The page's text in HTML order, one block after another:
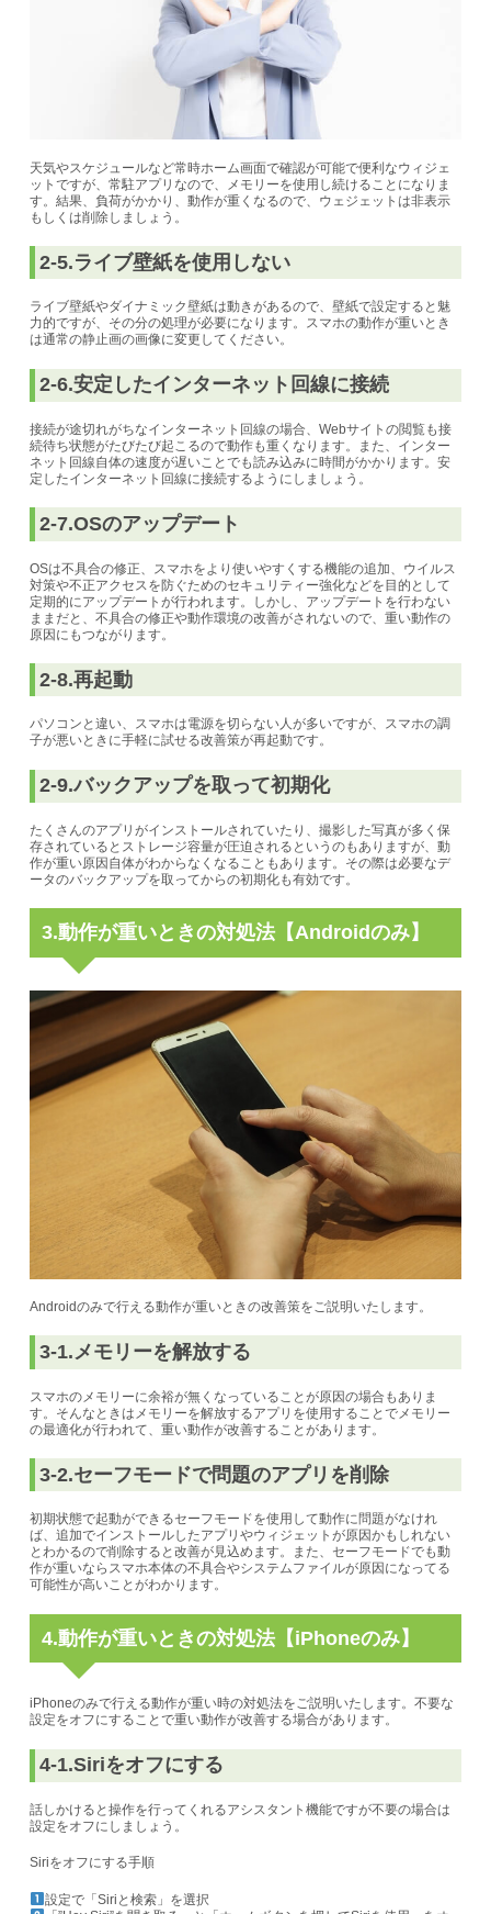
天気やスケジュールなど常時ホーム画面で確認が可能で便利なウィジェ
ットですが、常駐アプリなので、メモリーを使用し続けることになりま
す。結果、負荷がかかり、動作が重くなるので、ウェジェットは非表示
もしくは削除しましょう。
2-5.ライブ壁紙を使用しない
ライブ壁紙やダイナミック壁紙は動きがあるので、壁紙で設定すると魅
力的ですが、その分の処理が必要になります。スマホの動作が重いとき
は通常の静止画の画像に変更してください。
2-6.安定したインターネット回線に接続
接続が途切れがちなインターネット回線の場合、Webサイトの閲覧も接
続待ち状態がたびたび起こるので動作も重くなります。また、インター
ネット回線自体の速度が遅いことでも読み込みに時間がかかります。安
定したインターネット回線に接続するようにしましょう。
2-7.OSのアップデート
OSは不具合の修正、スマホをより使いやすくする機能の追加、ウイルス
対策や不正アクセスを防ぐためのセキュリティー強化などを目的として
定期的にアップデートが行われます。しかし、 アップデートを行わない
ままだと、不具合の修正や動作環境の改善がされないので、重い動作の
原因にもつながります。
2-8.再起動
パソコンと違い、スマホは電源を切らない人が多いですが、スマホの調
子が悪いときに手軽に試せる改善策が再起動です。
2-9.バックアップを取って初期化
たくさんのアプリがインストールされていたり、撮影した写真が多く保
存されているとストレージ容量が圧迫されるというのもありますが、動
作が重い原因自体がわからなくなることもあります。その際は必要なデ
ータのバックアップを取ってからの初期化も有効です。
3.動作が重いときの対処法【Androidのみ】
Androidのみで行える動作が重いときの改善策をご説明いたします。
3-1.メモリーを解放する
スマホのメモリーに余裕が無くなっていることが原因の場合もありま
す。そんなときはメモリーを解放するアプリを使用することでメモリー
の最適化が行われて、重い動作が改善することがあります。
3-2.セーフモードで問題のアプリを削除
初期状態で起動ができるセーフモードを使用して動作に問題がなけれ
ば、追加でインストールしたアプリやウィジェットが原因かもしれない
とわかるので削除すると改善が見込めます。
また、セーフモードでも動
作が重いならスマホ本体の不具合やシステムファイルが原因になってる
可能性が高いことがわかります。
4.動作が重いときの対処法【iPhoneのみ】
iPhoneのみで行える動作が重い時の対処法をご説明いたします。不要な
設定をオフにすることで重い動作が改善する場合があります。
4-1.Siriをオフにする
話しかけると操作を行ってくれるアシスタント機能ですが不要の場合は
設定をオフにしましょう。
Siriをオフにする手順
設定で「Siriと検索」を選択